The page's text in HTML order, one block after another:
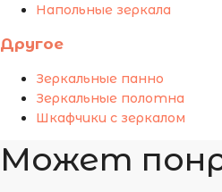
Напольные зеркала
Другое
Зеркальные панно
Зеркальные полотна
Шкафчики с зеркалом
Может